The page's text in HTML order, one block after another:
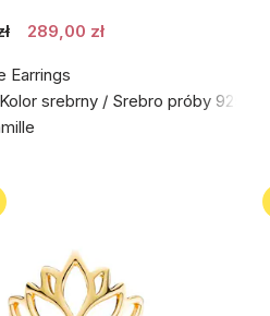
289,00 zł
Earrings
srebrny / Srebro próby 925